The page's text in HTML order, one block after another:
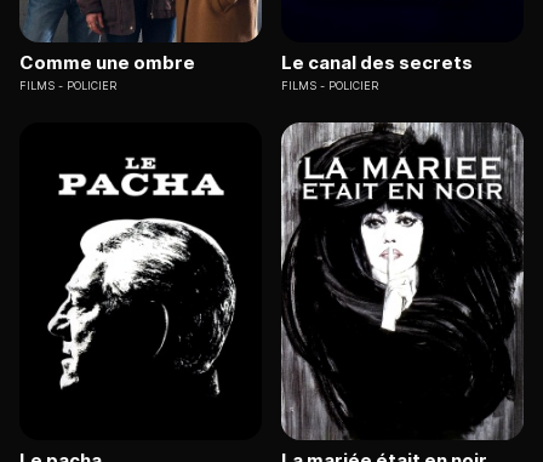
Comme une ombre
FILMS POLICIER
Le canal des secrets
FILMS POLICIER